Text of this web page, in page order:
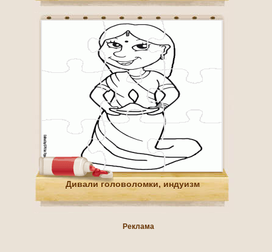
Дивали головоломки, индуизм
Реклама